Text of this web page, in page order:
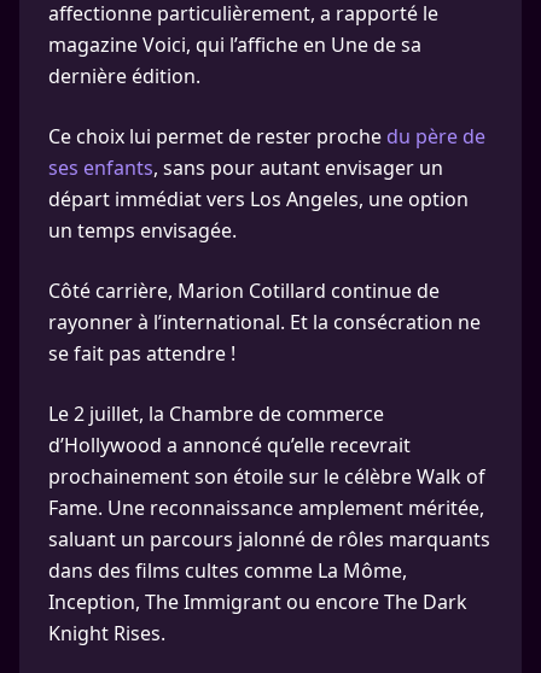
affectionne particulièrement, a rapporté le
magazine Voici, qui l’affiche en Une de sa
dernière édition.
Ce choix lui permet de rester proche du père de
ses enfants, sans pour autant envisager un
départ immédiat vers Los Angeles, une option
un temps envisagée.
Côté carrière, Marion Cotillard continue de
rayonner à l’international. Et la consécration ne
se fait pas attendre !
Le 2 juillet, la Chambre de commerce
d’Hollywood a annoncé qu’elle recevrait
prochainement son étoile sur le célèbre Walk of
Fame. Une reconnaissance amplement méritée,
saluant un parcours jalonné de rôles marquants
dans des films cultes comme La Môme,
Inception, The Immigrant ou encore The Dark
Knight Rises.